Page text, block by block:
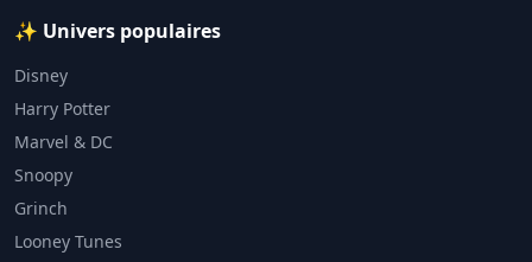
✨ Univers populaires
Disney
Harry Potter
Marvel & DC
Snoopy
Grinch
Looney Tunes